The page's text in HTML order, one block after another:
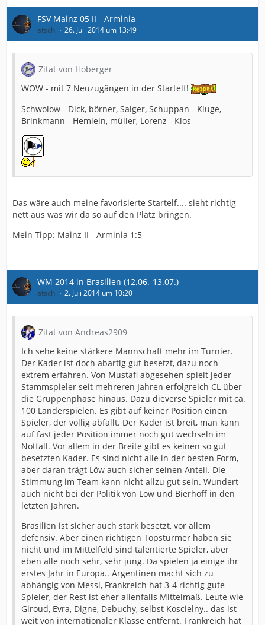
FSV Mainz 05 II - Arminia
atschi 26. Juli 2014 um 13:49
Zitat von Hoberger
WOW - mit 7 Neuzugängen in der Startelf!
Schwolow - Dick, börner, Salger, Schuppan - Kluge,
Brinkmann - Hemlein, müller, Lorenz - Klos
Das wäre auch meine favorisierte Startelf.... sieht richtig
nett aus was wir da so auf den Platz bringen.
Mein Tipp: Mainz II - Arminia 1:5
WM 2014 in Brasilien (12.06.-13.07.)
atschi 2. Juli 2014 um 10:20
Zitat von Andreas2909
Ich sehe keine stärkere Mannschaft mehr im Turnier.
Der Kader ist doch abartig gut besetzt, dazu noch
extrem erfahren. Von Mustafi abgesehen spielt jeder
Stammspieler seit mehreren Jahren erfolgreich CL über
die Gruppenphase hinaus. Dazu dieverse Spieler mit ca.
100 Länderspielen. Es gibt auf keiner Position einen
Spieler, der völlig abfällt. Der Kader ist breit, man kann
auf fast jeder Position immer noch gut wechseln im
Notfall. Vor allem in der Breite gibt es keinen so gut
besetzten Kader. Es sind nicht alle in der besten Form,
aber daran trägt Löw auch sicher seinen Anteil. Die
Stimmung im Team kann nicht allzu gut sein. Wundert
auch nicht bei der Politik von Löw und Bierhoff in den
letzten Jahren.
Brasilien ist sicher auch stark besetzt, vor allem
defensiv. Aber einen richtigen Topstürmer haben sie
nicht und im Mittelfeld sind talentierte Spieler, aber
eben alle noch sehr, sehr jung. Da spielen ja einige ihr
erstes Jahr in Europa.. Argentinen macht sich zu
abhängig von Messi, Frankreich hat 3-4 richtig gute
Spieler, der Rest ist eher allenfalls Mittelmaß. Leute wie
Giroud, Evra, Digne, Debuchy, selbst Koscielny.. das ist
weit von internationaler Klasse entfernt. Frankreich hat